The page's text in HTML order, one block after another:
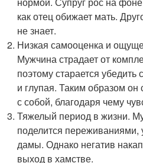
как отец обижает мать.
не знает.
Низкая самооценка и
Мужчина страдает от
поэтому старается убедить
и глупая. Таким образом он
с собой, благодаря чему
Тяжелый период в жизни.
поделится переживаниями,
дамы. Однако негатив
выход в хамстве.